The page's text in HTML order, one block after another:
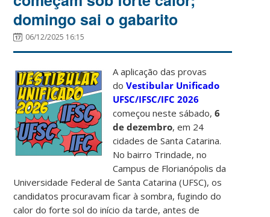
domingo sai o gabarito
06/12/2025 16:15
A aplicação das provas
doVestibular Unificado
UFSC/IFSC/IFC 2026
começou neste sábado,6
de dezembro, em 24
cidades de Santa Catarina.
No bairro Trindade, no
Campus de Florianópolis da
Universidade Federal de Santa Catarina (UFSC), os
candidatos procuravam ficar à sombra, fugindo do
calor do forte sol do início da tarde, antes de